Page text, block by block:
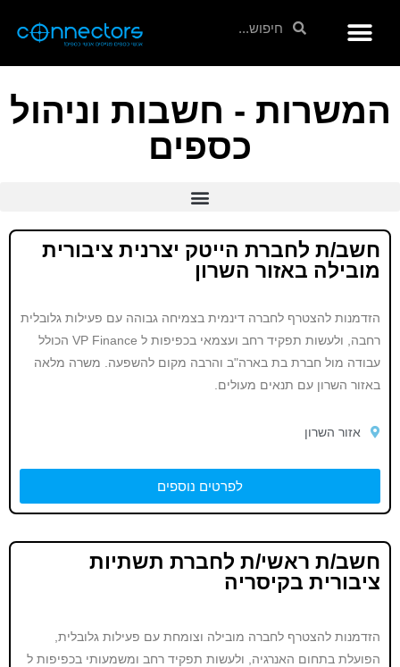
המשרות - חשבות וניהול
כספים
חשב/ת לחברת הייטק יצרנית ציבורית
מובילה באזור השרון
הזדמנות להצטרף לחברה דינמית בצמיחה גבוהה עם פעילות גלובלית
רחבה, ולעשות תפקיד רחב ועצמאי בכפיפות ל VP Finance הכולל
עבודה מול חברת בת בארה"ב והרבה מקום להשפעה. משרה מלאה
באזור השרון עם תנאים מעולים.
אזור השרון
לפרטים נוספים
חשב/ת ראשי/ת לחברת תשתיות
ציבורית בקיסריה
הזדמנות להצטרף לחברה מובילה וצומחת עם פעילות גלובלית,
הפועלת בתחום האנרגיה, ולעשות תפקיד רחב ומשמעותי בכפיפות ל